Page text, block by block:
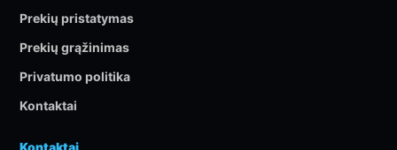
Prekių pristatymas
Prekių grąžinimas
Privatumo politika
Kontaktai
Kontaktai